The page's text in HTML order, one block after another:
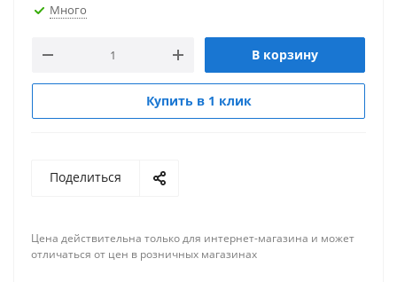
Много
В корзину
Купить в 1 клик
Поделиться
Цена действительна только для интернет-магазина и может
отличаться от цен в розничных магазинах